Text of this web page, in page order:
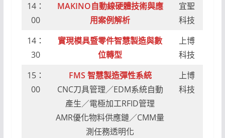
14：
00
MAKINO自動線硬體技術與應
用案例解析
宜聖
科技
14：
30
實現模具暨零件智慧製造與數
位轉型
上博
科技
15：
00
FMS 智慧製造彈性系統
CNC刀具管理／EDM系統自動
產生／電極加工RFID管理
AMR優化物料供應鏈／CMM量
測任務透明化
上博
科技